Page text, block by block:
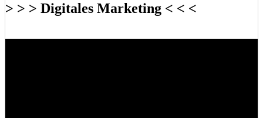
> > > Digitales Marketing < < <